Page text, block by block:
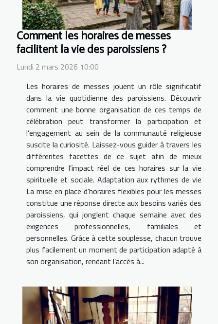
Comment les horaires de messes
facilitent la vie des paroissiens ?
Lundi 2 mars 2026 10:00
Les horaires de messes jouent un rôle significatif
dans la vie quotidienne des paroissiens. Découvrir
comment une bonne organisation de ces temps de
célébration peut transformer la participation et
l’engagement au sein de la communauté religieuse
suscite la curiosité. Laissez-vous guider à travers les
différentes facettes de ce sujet afin de mieux
comprendre l’impact réel de ces horaires sur la vie
spirituelle et sociale. Adaptation aux rythmes de vie
La mise en place d’horaires flexibles pour les messes
constitue une réponse directe aux besoins variés des
paroissiens, qui jonglent chaque semaine avec des
exigences professionnelles, familiales et
personnelles. Grâce à cette souplesse, chacun trouve
plus facilement un moment de participation adapté à
son organisation, rendant l’accès à...